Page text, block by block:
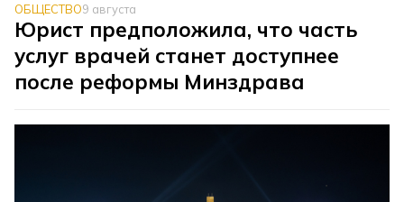
ОБЩЕСТВО9 августа
Юрист предположила, что часть
услуг врачей станет доступнее
после реформы Минздрава